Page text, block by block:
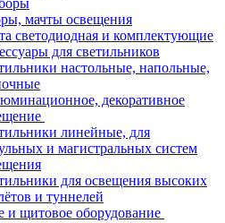
мачты освещения
светодиодная и комплектующие
для светильников
настольные, напольные,
декоративное
линейные, для
и магистральных систем
для освещения высоких
и туннелей
и щитовое оборудование